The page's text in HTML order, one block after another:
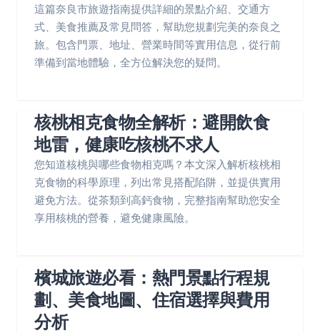
這篇奈良市旅遊指南提供詳細的景點介紹、交通方
式、美食推薦及常見問答，幫助您規劃完美的奈良之
旅。包含門票、地址、營業時間等實用信息，從行前
準備到當地體驗，全方位解決您的疑問。
核桃相克食物全解析：避開飲食
地雷，健康吃核桃不求人
您知道核桃與哪些食物相克嗎？本文深入解析核桃相
克食物的科學原理，列出常見搭配陷阱，並提供實用
避免方法。從茶類到高鈣食物，完整指南幫助您安全
享用核桃的營養，避免健康風險。
檳城旅遊必看：熱門景點行程規
劃、美食地圖、住宿選擇與費用
分析